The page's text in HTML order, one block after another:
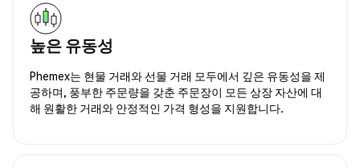
높은 유동성
Phemex는 현물 거래와 선물 거래 모두에서 깊은 유동성을 제
공하며, 풍부한 주문량을 갖춘 주문장이 모든 상장 자산에 대
해 원활한 거래와 안정적인 가격 형성을 지원합니다.